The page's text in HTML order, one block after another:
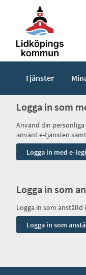
Tjänster
Logga in som
Använd din
använt e-tjänsten
Logga in som
Logga in som anställd